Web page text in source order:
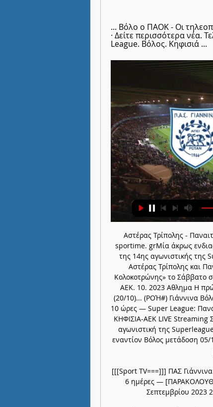
... Βόλο ο ΠΑΟΚ - Οι
· Δείτε περισσότερα νέα.
League. Βόλος. Κηφισιά ...
Αστέρας Τρίπολης -
sportime. grΜία άκρως
της 14ης αγωνιστικής της
Αστέρας Τρίπολης και
Κολοκοτρώνης» το Σάββατο
ΑΕΚ. 10. 2023 Αθλημα Η
(20/10)... (ΡΟΉ#) Γιάννινα
10 ώρες — Super League:
ΚΗΦΙΣΙΑ-ΑΕΚ LIVE Streaming
αγωνιστική της
εναντίον Βόλος μετάδοση
[[[Sport TV===]]] ΠΑΣ
6 ημέρες —
Σεπτεμβρίου 2023